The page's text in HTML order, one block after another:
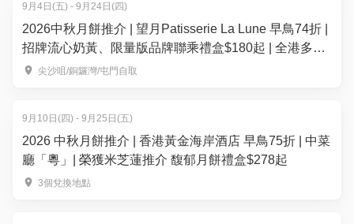
9月4日(五) - 9月24日(四)
2026中秋月餅推介 | 望月Patisserie La Lune 早鳥74折 |
招牌流心奶黃、限量版品牌聯乘禮盒$180起 | 全港多區
便利換領
尖沙咀/銅鑼灣/屯門自取
9月10日(四) - 9月25日(五)
2026 中秋月餅推介 | 香港黃金海岸酒店 早鳥75折 | 中菜
廳「粵」| 榮獲米芝蓮推介 馥郁月餅禮盒$278起
3個兌換地點